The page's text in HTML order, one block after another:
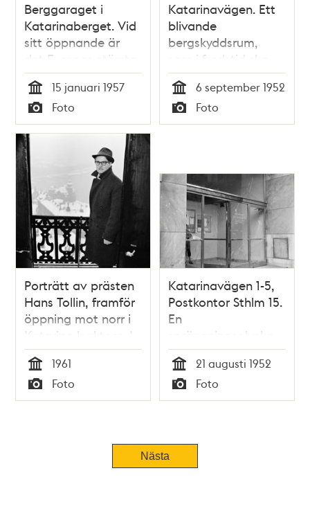
Berggaraget i
Katarinaberget. Vid
sitt öppnande är
det Europas största
garage. Garaget
består av tre plan
mellan
Katarinavägen och
Björns trädgård och
är ett
atombombsskyddsrum
för 20,000
människor
Tid
15 januari 1957
Typ
Foto
Katarinavägen. Ett
blivande
bergskyddsrum,
som i fredstid ska
fungera som garage
Tid
6 september 1952
Typ
Foto
Porträtt av prästen
Hans Tollin, framför
öppning mot norr i
Katarina kyrktorn. I
bakgr. skymtar
Katarinavägen 19,
Strömmen och
Skeppsbron
Tid
1961
Typ
Foto
Katarinavägen 1-5,
Postkontor Sthlm 15.
En
sprängningsolycka
har krossat glaset
till entrén
Tid
21 augusti 1952
Typ
Foto
Nästa